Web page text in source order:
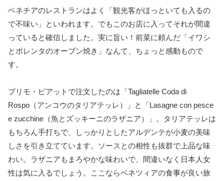
ベネチアのレストランはよく「観光客がほっといても入るの
で不味い」といわれます。でもこのお店に入ってそれが間違
っていると確信しました。実に旨い！前菜に頼んだ「イワシ
とポレンタのオーブン焼き」なんて、ちょっと感動もので
す。
プリモ・ピアットで注文したのは「Tagliatelle Coda di
Rospo（アンコウのタリアテッレ）」と「Lasagne con pesce
e zucchine（魚とズッキーニのラザニア）」。タリアテッレは
もちろん手打ちで、しっかりとしたアルデンテが小麦の美味
しさを引き立てています。ソースとの相性も抜群で上品な味
わい。ラザニアもまろやかな味わいで、間違いなく日本人女
性は気に入るでしょう。ここならベネツィアの食事が良い旅